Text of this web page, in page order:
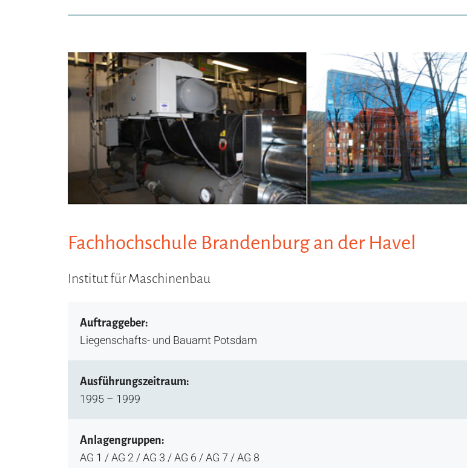
Fachhochschule Brandenburg an der Havel
Institut für Maschinenbau
Auftraggeber:
Liegenschafts- und Bauamt Potsdam
Ausführungszeitraum:
1995 – 1999
Anlagengruppen:
AG 1 / AG 2 / AG 3 / AG 6 / AG 7 / AG 8